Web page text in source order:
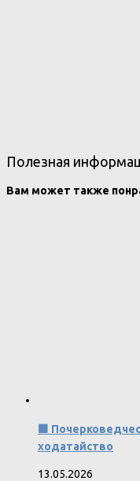
Полезная
Вам может также
🟩
ходатайство
13.05.2026